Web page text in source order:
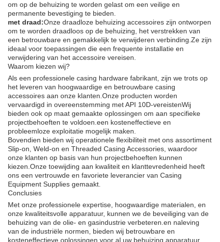
om op de behuizing te worden gelast om een veilige en
permanente bevestiging te bieden.
met draad:Onze draadloze behuizing accessoires zijn ontworpen
om te worden draadloos op de behuizing, het verstrekken van
een betrouwbare en gemakkelijk te verwijderen verbinding.Ze zijn
ideaal voor toepassingen die een frequente installatie en
verwijdering van het accessoire vereisen.
Waarom kiezen wij?
Als een professionele casing hardware fabrikant, zijn we trots op
het leveren van hoogwaardige en betrouwbare casing
accessoires aan onze klanten.Onze producten worden
vervaardigd in overeenstemming met API 10D-vereistenWij
bieden ook op maat gemaakte oplossingen om aan specifieke
projectbehoeften te voldoen.een kosteneffectieve en
probleemloze exploitatie mogelijk maken.
Bovendien bieden wij operationele flexibiliteit met ons assortiment
Slip-on, Weld-on en Threaded Casing Accessories, waardoor
onze klanten op basis van hun projectbehoeften kunnen
kiezen.Onze toewijding aan kwaliteit en klanttevredenheid heeft
ons een vertrouwde en favoriete leverancier van Casing
Equipment Supplies gemaakt.
Conclusies
Met onze professionele expertise, hoogwaardige materialen, en
onze kwaliteitsvolle apparatuur, kunnen we de beveiliging van de
behuizing van de olie- en gasindustrie verbeteren.en naleving
van de industriële normen, bieden wij betrouwbare en
kosteneffectieve oplossingen voor al uw behuizing apparatuur